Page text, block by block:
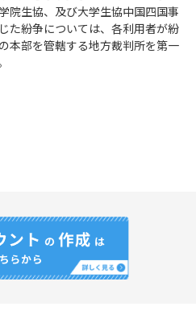
院生協、及び大学生協中国四国事
た紛争については、各利用者が紛
本部を管轄する地方裁判所を第一